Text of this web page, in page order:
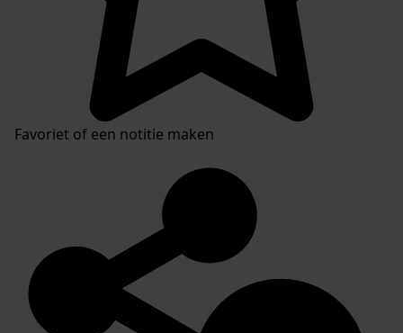
Favoriet of een notitie maken